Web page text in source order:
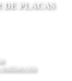
DE PLACAS